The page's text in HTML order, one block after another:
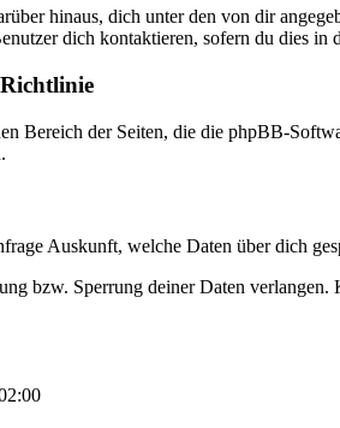
hinaus, dich unter den von dir
dich kontaktieren, sofern du dies in
Bereich der Seiten, die die phpBB-
Auskunft, welche Daten über dich
bzw. Sperrung deiner Daten verlangen.